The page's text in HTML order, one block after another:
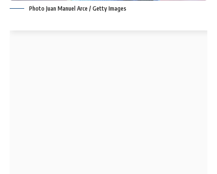
Photo Juan Manuel Arce / Getty Images